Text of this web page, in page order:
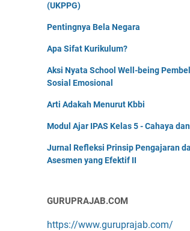
(UKPPG)
Pentingnya Bela Negara
Apa Sifat Kurikulum?
Aksi Nyata School Well-being
Sosial Emosional
Arti Adakah Menurut Kbbi
Modul Ajar IPAS Kelas 5 - Cahaya
Jurnal Refleksi Prinsip Pengajaran
Asesmen yang Efektif II
GURUPRAJAB.COM
https://www.guruprajab.com/